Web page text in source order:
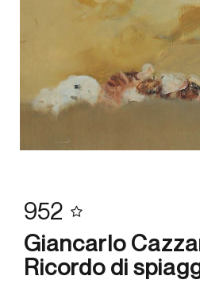
952
Giancarlo
Ricordo di